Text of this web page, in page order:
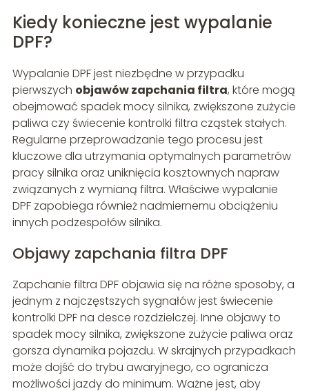
Kiedy konieczne jest wypalanie
DPF?
Wypalanie DPF jest niezbędne w przypadku
pierwszych objawów zapchania filtra, które mogą
obejmować spadek mocy silnika, zwiększone zużycie
paliwa czy świecenie kontrolki filtra cząstek stałych.
Regularne przeprowadzanie tego procesu jest
kluczowe dla utrzymania optymalnych parametrów
pracy silnika oraz uniknięcia kosztownych napraw
związanych z wymianą filtra. Właściwe wypalanie
DPF zapobiega również nadmiernemu obciążeniu
innych podzespołów silnika.
Objawy zapchania filtra DPF
Zapchanie filtra DPF objawia się na różne sposoby, a
jednym z najczęstszych sygnałów jest świecenie
kontrolki DPF na desce rozdzielczej. Inne objawy to
spadek mocy silnika, zwiększone zużycie paliwa oraz
gorsza dynamika pojazdu. W skrajnych przypadkach
może dojść do trybu awaryjnego, co ogranicza
możliwości jazdy do minimum. Ważne jest, aby